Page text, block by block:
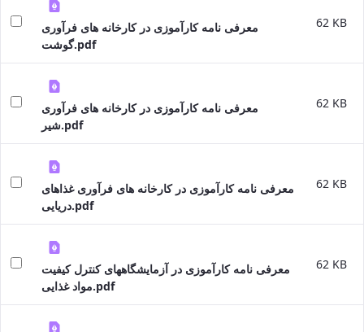
Educational
and
Postgraduate
Studies
Deputy
Dean
for
Research
معرفی نامه کارآموزی در کارخانه های فرآوری
گوشت.pdf
62 KB
معرفی نامه کارآموزی در کارخانه های فرآوری
شیر.pdf
62 KB
معرفی نامه کارآموزی در کارخانه های فرآوری غذاهای
دریایی.pdf
62 KB
معرفی نامه کارآموزی در آزمایشگاههای کنترل کیفیت
مواد غذایی.pdf
62 KB